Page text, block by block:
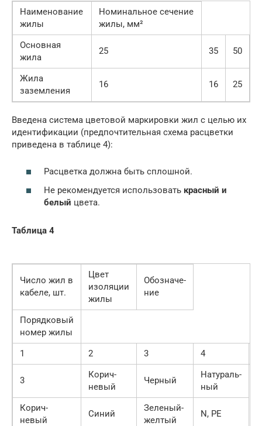
Наименование
жилы
Номинальное сечение
жилы, мм²
Основная
жила
25 35 50
Жила
заземления
16 16 25
Введена система цветовой маркировки жил с целью их
идентификации (предпочтительная схема расцветки
приведена в таблице 4):
Расцветка должна быть сплошной.
Не рекомендуется использовать красный и
белый цвета.
Таблица 4
Число жил в
кабеле, шт.
Цвет
изоляции
жилы
Обозначе-
ние
Порядковый
номер жилы
1
2 3 4
3
Корич-
невый
Черный
Натураль-
ный
Корич-
невый
Синий
Зеленый-
желтый
N, PE